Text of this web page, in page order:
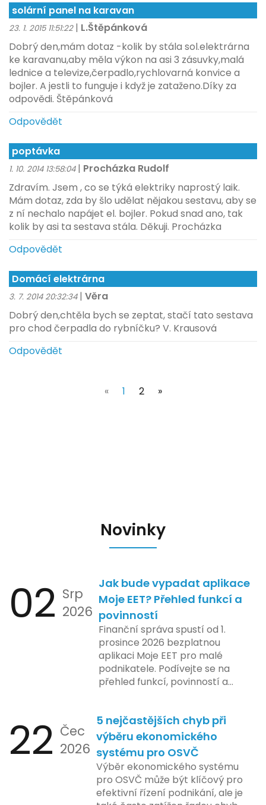
solární panel na karavan
23. 1. 2015 11:51:22 | L.Štěpánková
Dobrý den,mám dotaz -kolik by stála sol.elektrárna
ke karavanu,aby měla výkon na asi 3 zásuvky,malá
lednice a televize,čerpadlo,rychlovarná konvice a
bojler. A jestli to funguje i když je zataženo.Díky za
odpovědi. Štěpánková
Odpovědět
poptávka
1. 10. 2014 13:58:04 | Procházka Rudolf
Zdravím. Jsem , co se týká elektriky naprostý laik.
Mám dotaz, zda by šlo udělat nějakou sestavu, aby se
z ní nechalo napájet el. bojler. Pokud snad ano, tak
kolik by asi ta sestava stála. Děkuji. Procházka
Odpovědět
Domácí elektrárna
3. 7. 2014 20:32:34 | Věra
Dobrý den,chtěla bych se zeptat, stačí tato sestava
pro chod čerpadla do rybníčku? V. Krausová
Odpovědět
« 1(current)
2 »
Novinky
02 Srp
2026
Jak bude vypadat aplikace
Moje EET? Přehled funkcí a
povinností
Finanční správa spustí od 1.
prosince 2026 bezplatnou
aplikaci Moje EET pro malé
podnikatele. Podívejte se na
přehled funkcí, povinností a
22 Čec
2026
5 nejčastějších chyb při
výběru ekonomického
systému pro OSVČ
Výběr ekonomického systému
pro OSVČ může být klíčový pro
efektivní řízení podnikání, ale je